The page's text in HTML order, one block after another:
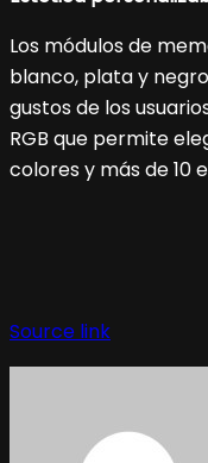
Los módulos de
blanco, plata y
gustos de los
RGB que permite
colores y más de 10
de
entradas
Source link